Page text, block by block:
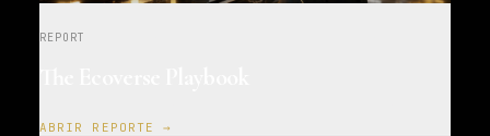
REPORT
ABRIR REPORTE →